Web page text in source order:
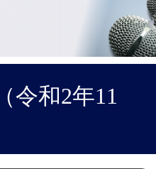
令和2年11